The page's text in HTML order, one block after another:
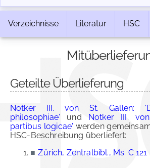
Verzeichnisse Literatur HSC
Geteilte Überlieferung
Notker III. von St. Gallen:
philosophiae' und Notker III.
partibus logicae' werden
HSC-Beschreibung überliefert:
■ Zürich, Zentralbibl., Ms. C 121